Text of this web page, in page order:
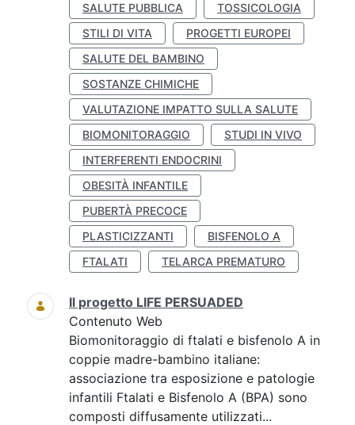
SALUTE PUBBLICA
TOSSICOLOGIA
STILI DI VITA
PROGETTI EUROPEI
SALUTE DEL BAMBINO
SOSTANZE CHIMICHE
VALUTAZIONE IMPATTO SULLA SALUTE
BIOMONITORAGGIO
STUDI IN VIVO
INTERFERENTI ENDOCRINI
OBESITÀ INFANTILE
PUBERTÀ PRECOCE
PLASTICIZZANTI
BISFENOLO A
FTALATI
TELARCA PREMATURO
Il progetto LIFE PERSUADED
Contenuto Web
Biomonitoraggio di ftalati e bisfenolo A in
coppie madre-bambino italiane:
associazione tra esposizione e patologie
infantili Ftalati e Bisfenolo A (BPA) sono
composti diffusamente utilizzati...